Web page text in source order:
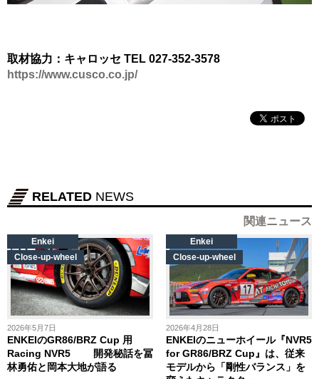
取材協力：キャロッセ TEL 027-352-3578
https://www.cusco.co.jp/
RELATED NEWS
関連ニュース
2026年5月7日
ENKEIのGR86/BRZ Cup 用
Racing NVR5 開発秘話を冨
林勇佑と岡本大地が語る
Enkei
Close-up-wheel
2026年4月28日
ENKEIのニューホイール『NVR5
for GR86/BRZ Cup』は、従来
モデルから「剛性バランス」を
Enkei
Close-up-wheel